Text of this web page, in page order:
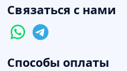
Связаться с нами
Способы оплаты